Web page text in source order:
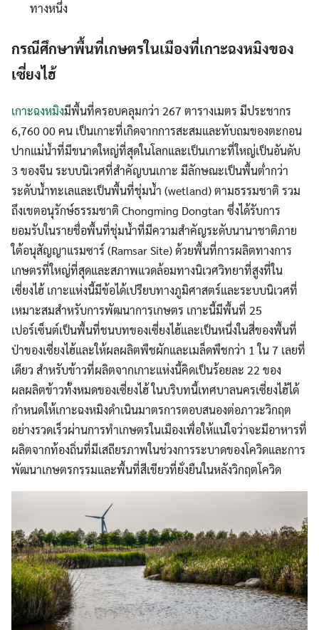
ทางหนึ่ง
กรณีศึกษาพื้นที่เกษตรในเมืองที่เกาะฉงหมิงของ
เซี่ยงไฮ้
เกาะฉงหมิงมีพื้นที่ครอบคลุมกว่า 267 ตารางเมตร มีประชากร
6,760 00 คน เป็นเกาะที่เกิดจากการสะสมและทับถมของตะกอน
ปากแม่น้ำที่มีขนาดใหญ่ที่สุดในโลกและเป็นเกาะที่ใหญ่เป็นอันดับ
3 ของจีน ระบบนิเวศที่สำคัญบนเกาะ มีลักษณะเป็นพื้นต่ำกว่า
ระดับน้ำทะเลและเป็นพื้นที่ชุ่มน้ำ (wetland) ตามธรรมชาติ รวม
ถึงเขตอนุรักษ์ธรรมชาติ Chongming Dongtan ซึ่งได้รับการ
ยอมรับในรายชื่อพื้นที่ชุ่มน้ำที่มีความสำคัญระดับนานาชาติภาย
ใต้อนุสัญญาแรมซาร์ (Ramsar Site) ด้วยพื้นที่การผลิตทางการ
เกษตรที่ใหญ่ที่สุดและสภาพแวดล้อมทางนิเวศวิทยาที่สูงที่ใน
เซี่ยงไฮ้ เกาะแห่งนี้มีข้อได้เปรียบทางภูมิศาสตร์และระบบนิเวศที่
เหมาะสมสำหรับการพัฒนาการเกษตร เกาะนี้มีพื้นที่ 25
เปอร์เซ็นต์เป็นพื้นที่ชนบทของเซี่ยงไฮ้และเป็นหนึ่งในสี่ของพื้นที่
ป่าของเซี่ยงไฮ้และให้ผลผลิตพืชผักและเมล็ดพืชกว่า 1 ใน 7 เลยที่
เดียว สำหรับข้าวที่ผลิตจากเกาะแห่งนี้คิดเป็นร้อยละ 22 ของ
ผลผลิตข้าวทั้งหมดของเซี่ยงไฮ้ ในบริบทนี้เทศบาลนครเซี่ยงไฮ้ได้
กำหนดให้เกาะฉงหมิงดำเนินมาตรการตอบสนองต่อภาวะวิกฤต
อย่างรวดเร็วผ่านการทำเกษตรในเมืองเพื่อให้แน่ใจว่าจะมีอาหารที่
ผลิตจากท้องถิ่นที่มีเสถียรภาพในช่วงการระบาดของโควิดและการ
พัฒนาเกษตรกรรมและพื้นที่สีเขียวที่ยั่งยืนในหลังวิกฤตโควิด